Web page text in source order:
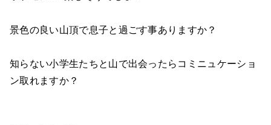
景色の良い山頂で息子と過ごす事ありますか？
知らない小学生たちと山で出会ったらコミニュケーショ
ン取れますか？